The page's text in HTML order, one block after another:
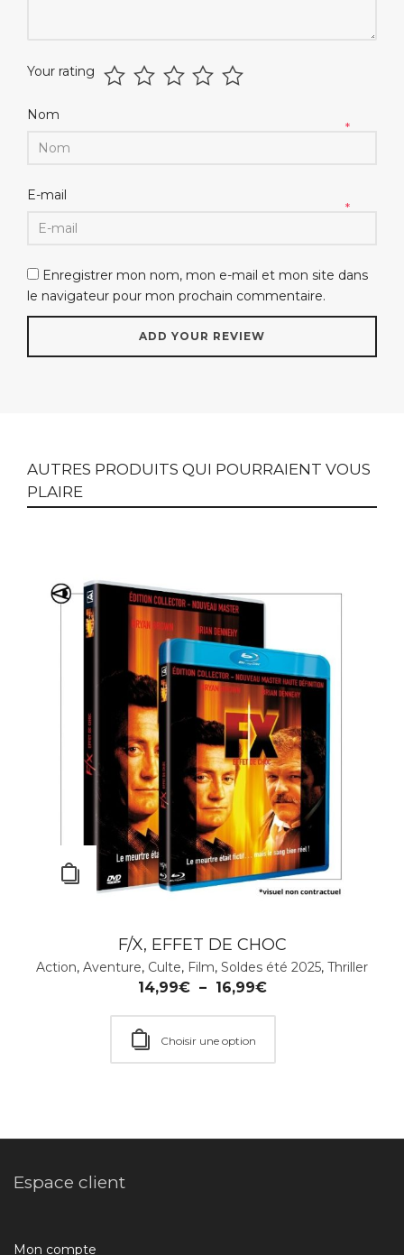
Your rating
Nom
*
E-mail
*
Enregistrer mon nom, mon e-mail et mon site dans
le navigateur pour mon prochain commentaire.
AUTRES PRODUITS QUI POURRAIENT VOUS
PLAIRE
F/X, EFFET DE CHOC
Action, Aventure, Culte, Film, Soldes été 2025, Thriller
14,99€ – 16,99€
Choisir une option
Espace client
Mon compte